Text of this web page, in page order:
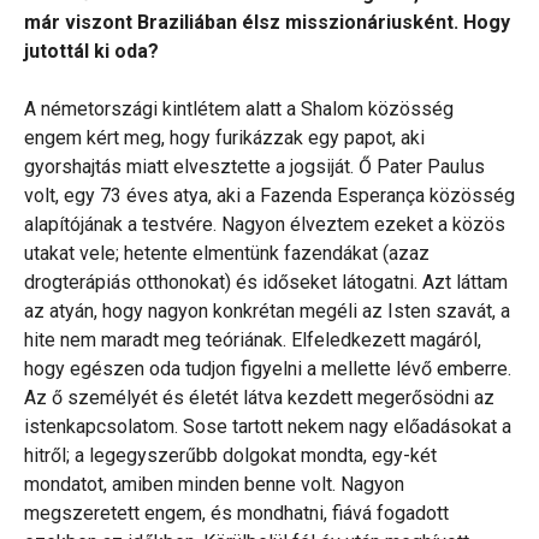
már viszont Braziliában élsz misszionáriusként. Hogy
jutottál ki oda?
A németországi kintlétem alatt a Shalom közösség
engem kért meg, hogy furikázzak egy papot, aki
gyorshajtás miatt elvesztette a jogsiját. Ő Pater Paulus
volt, egy 73 éves atya, aki a Fazenda Esperança közösség
alapítójának a testvére. Nagyon élveztem ezeket a közös
utakat vele; hetente elmentünk fazendákat (azaz
drogterápiás otthonokat) és időseket látogatni. Azt láttam
az atyán, hogy nagyon konkrétan megéli az Isten szavát, a
hite nem maradt meg teóriának. Elfeledkezett magáról,
hogy egészen oda tudjon figyelni a mellette lévő emberre.
Az ő személyét és életét látva kezdett megerősödni az
istenkapcsolatom. Sose tartott nekem nagy előadásokat a
hitről; a legegyszerűbb dolgokat mondta, egy-két
mondatot, amiben minden benne volt. Nagyon
megszeretett engem, és mondhatni, fiává fogadott